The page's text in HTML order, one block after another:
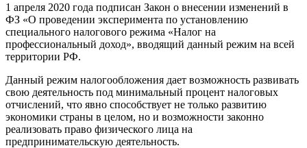
1 апреля 2020 года подписан Закон о внесении изменений в
ФЗ «О проведении эксперимента по установлению
специального налогового режима «Налог на
профессиональный доход», вводящий данный режим на всей
территории РФ.
Данный режим налогообложения дает возможность развивать
свою деятельность под минимальный процент налоговых
отчислений, что явно способствует не только развитию
экономики страны в целом, но и возможности законно
реализовать право физического лица на
предпринимательскую деятельность.